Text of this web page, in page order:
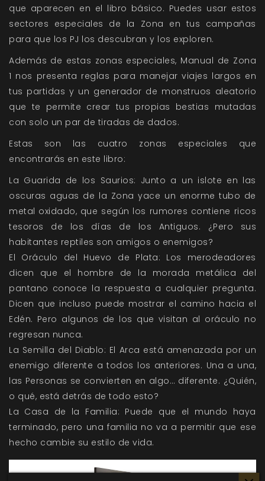
que aparecen en el libro básico. Puedes usar estos
sectores especiales de la Zona en tus campañas
para que los PJ los descubran y los exploren.
Además de estas zonas especiales, Manual de Zona
1 nos presenta reglas para manejar viajes largos en
tus partidas y un generador de monstruos aleatorio
que te permite crear tus propias bestias mutadas
con solo un par de tiradas de dados.
Estas son las cuatro zonas especiales que
encontrarás en este libro:
La Guarida de los Saurios: Junto a un islote en las
oscuras aguas de la Zona yace un enorme tubo de
metal oxidado, que según los rumores contiene ricos
tesoros de los días de los Antiguos. ¿Pero sus
habitantes reptiles son amigos o enemigos?
El Oráculo del Huevo de Plata: Los merodeadores
dicen que el hombre de la morada metálica del
pantano conoce la respuesta a cualquier pregunta.
Dicen que incluso puede mostrar el camino hacia el
Edén. Pero algunos de los que visitan al oráculo no
regresan nunca.
La Semilla del Diablo: El Arca está amenazada por un
enemigo diferente a todos los anteriores. Una a una,
las Personas se convierten en algo… diferente. ¿Quién,
o qué, está detrás de todo esto?
La Casa de la Familia: Puede que el mundo haya
terminado, pero una familia no va a permitir que ese
hecho cambie su estilo de vida.